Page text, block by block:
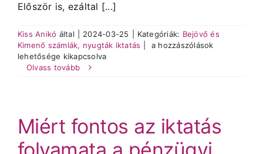
Először is, ezáltal [...]
Kiss Anikó által 2024-03-25 Kategóriák: Bejövő és
Kimenő számlák, nyugták iktatás
Milyen
be
a
számlákat
a hozzászólások
lehetősége kikapcsolva
Olvass tovább
Miért fontos az iktatás